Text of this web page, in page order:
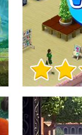
Informații